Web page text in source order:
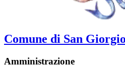
Comune di San
Amministrazione